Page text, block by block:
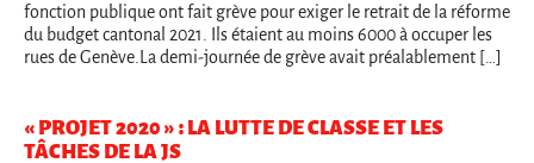
fonction publique ont fait grève pour exiger le retrait de la réforme
du budget cantonal 2021. Ils étaient au moins 6000 à occuper les
rues de Genève.La demi-journée de grève avait préalablement […]
« PROJET 2020 » : LA LUTTE DE CLASSE ET LES
TÂCHES DE LA JS